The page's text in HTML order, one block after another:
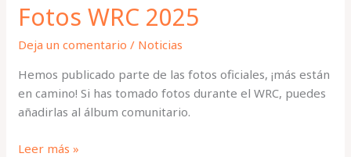
Fotos WRC 2025
Deja un comentario / Noticias
Hemos publicado parte de las fotos oficiales, ¡más están
en camino! Si has tomado fotos durante el WRC, puedes
añadirlas al álbum comunitario.
Fotos
Leer más »